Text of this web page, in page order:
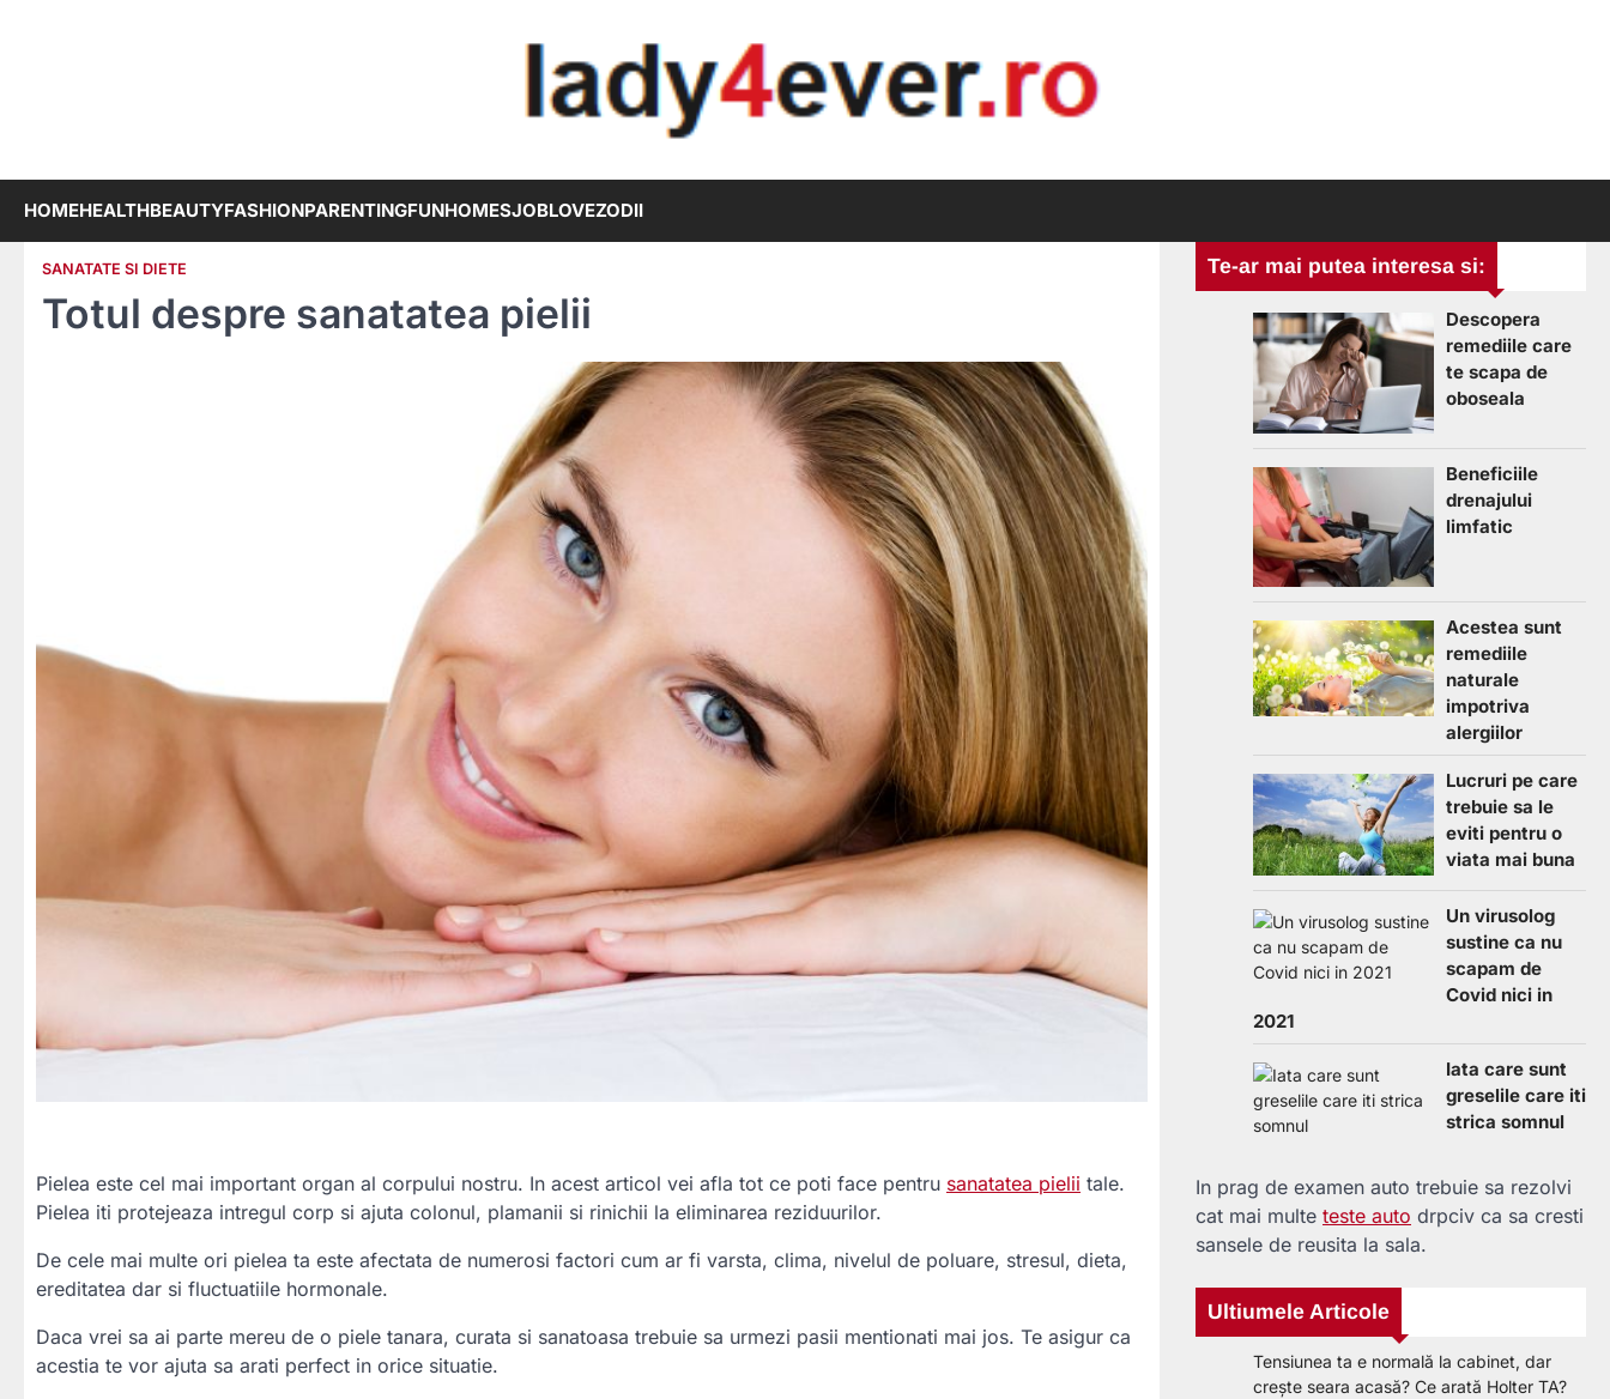
HOMEHEALTHBEAUTYFASHIONPARENTINGFUNHOMESJOBLOVEZODII
SANATATE SI DIETE
Totul despre sanatatea pielii
Pielea este cel mai important organ al corpului nostru. In acest articol vei afla tot ce poti face pentru sanatatea pielii tale.
Pielea iti protejeaza intregul corp si ajuta colonul, plamanii si rinichii la eliminarea reziduurilor.
De cele mai multe ori pielea ta este afectata de numerosi factori cum ar fi varsta, clima, nivelul de poluare, stresul, dieta,
ereditatea dar si fluctuatiile hormonale.
Daca vrei sa ai parte mereu de o piele tanara, curata si sanatoasa trebuie sa urmezi pasii mentionati mai jos. Te asigur ca
acestia te vor ajuta sa arati perfect in orice situatie.
Te-ar mai putea interesa si:
Descopera
remediile care
te scapa de
oboseala
Beneficiile
drenajului
limfatic
Acestea sunt
remediile
naturale
impotriva
alergiilor
Lucruri pe care
trebuie sa le
eviti pentru o
viata mai buna
Un virusolog
sustine ca nu
scapam de
Covid nici in
2021
Iata care sunt
greselile care iti
strica somnul
In prag de examen auto trebuie sa rezolvi
cat mai multe teste auto drpciv ca sa cresti
sansele de reusita la sala.
Ultiumele Articole
Tensiunea ta e normală la cabinet, dar
crește seara acasă? Ce arată Holter TA?